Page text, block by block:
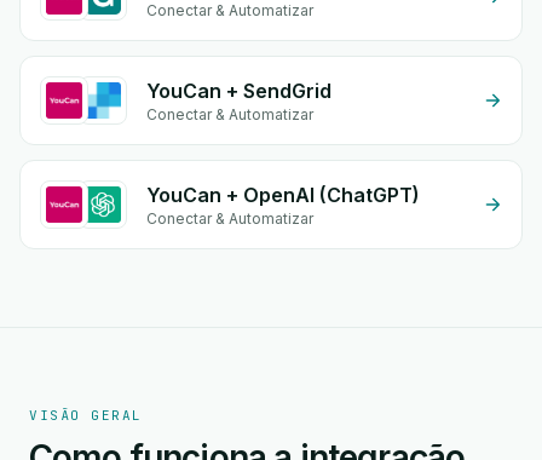
Conectar & Automatizar
YouCan + SendGrid
Conectar & Automatizar
YouCan + OpenAI (ChatGPT)
Conectar & Automatizar
VISÃO GERAL